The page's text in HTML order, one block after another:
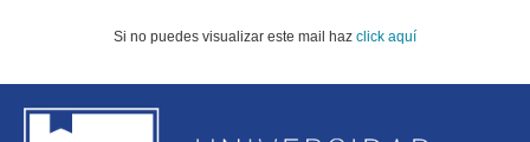
Si no puedes visualizar este mail haz click aquí